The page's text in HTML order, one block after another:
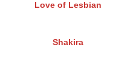
Love of Lesbian
Shakira